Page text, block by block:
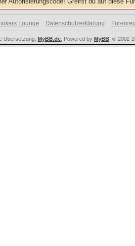
Lounge Datenschutzerklärung
Übersetzung: MyBB.de , Powered by MyBB , © 2002-